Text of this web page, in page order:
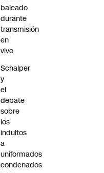
baleado
durante
transmisión
en
vivo
Schalper
y
el
debate
sobre
los
indultos
a
uniformados
condenados